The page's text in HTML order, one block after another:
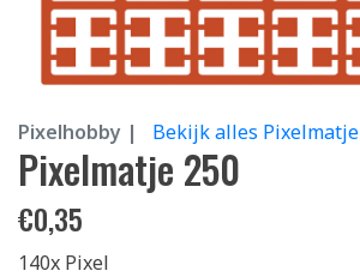
Pixelhobby | Bekijk alles Pixelmatje
Pixelmatje 250
€0,35
140x Pixel